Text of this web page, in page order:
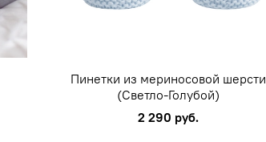
Пинетки из мериносовой шерсти
(Светло-Голубой)
2 290 руб.